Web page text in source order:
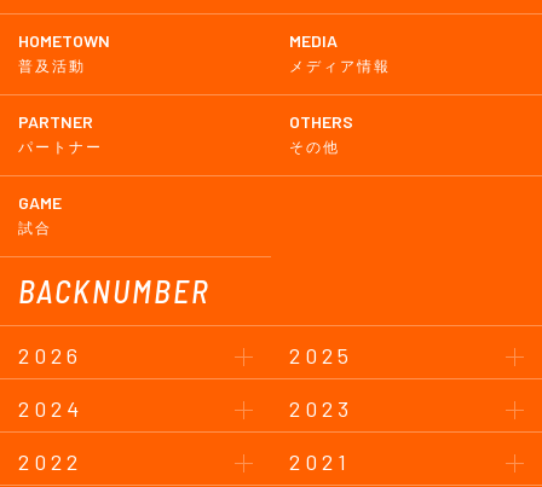
HOMETOWN
普及活動
MEDIA
メディア情報
PARTNER
パートナー
OTHERS
その他
GAME
試合
BACKNUMBER
2026
2025
2024
2023
2022
2021